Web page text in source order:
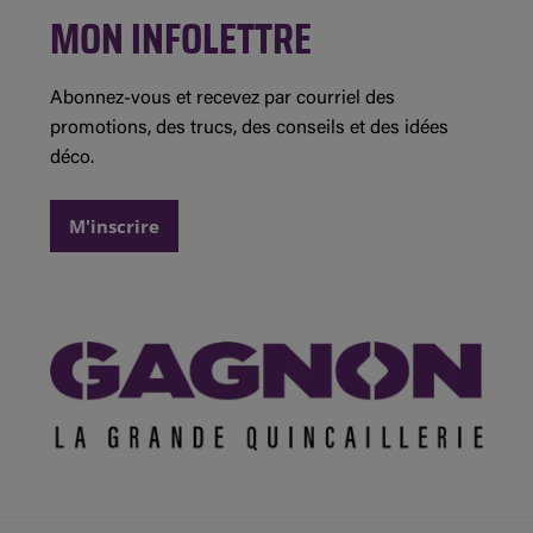
Saint-Jean-sur-Richelieu
Détails des promotions
Instagram
MON INFOLETTRE
Abonnez-vous et recevez par courriel des
promotions, des trucs, des conseils et des idées
déco.
M'inscrire